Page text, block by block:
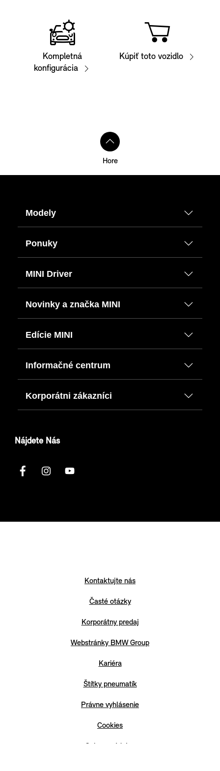
Kompletná
konfigurácia
Kúpiť toto vozidlo
Hore
Modely
Ponuky
MINI Driver
Novinky a značka MINI
Edície MINI
Informačné centrum
Korporátni zákazníci
Nájdete Nás
Kontaktujte nás
Časté otázky
Korporátny predaj
Webstránky BMW Group
Kariéra
Štítky pneumatík
Právne vyhlásenie
Cookies